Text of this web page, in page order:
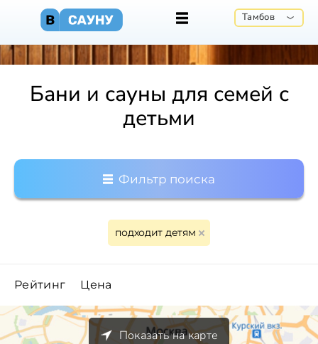
Тамбов
Бани и сауны для семей с
детьми
Фильтр поиска
подходит детям
Рейтинг Цена
Показать на карте